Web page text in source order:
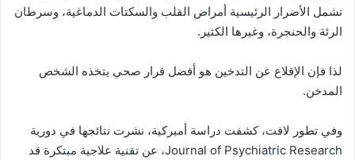
تشمل الأضرار الرئيسية أمراض القلب والسكتات الدماغية، وسرطان
الرئة والحنجرة، وغيرها الكثير.
لذا فإن الإقلاع عن التدخين هو أفضل قرار صحي يتخذه الشخص
المدخن.
وفي تطور لافت، كشفت دراسة أميركية، نشرت نتائجها في دورية
Journal of Psychiatric Research، عن تقنية علاجية مبتكرة قد